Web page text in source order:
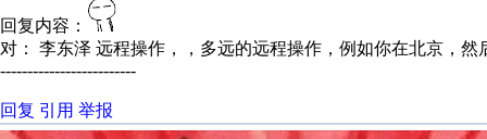
回复内容：
对： 李东泽 远程操作，，多远的远程操作，例如你在北京，然
-------------------------
回复 引用 举报